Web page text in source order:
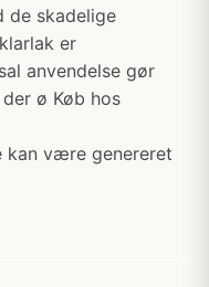
de skadelige
er
anvendelse gør
ø Køb hos
kan være genereret